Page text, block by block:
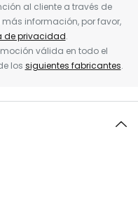
al cliente a través de
más información, por favor,
de privacidad.
válida en todo el
los siguientes fabricantes.